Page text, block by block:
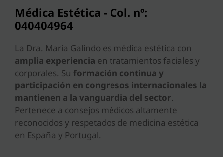
Médica Estética - Col. nº:
040404964
La Dra. María Galindo es médica estética con
amplia experiencia en tratamientos faciales y
corporales. Su formación continua y
participación en congresos internacionales la
mantienen a la vanguardia del sector.
Pertenece a consejos médicos altamente
reconocidos y respetados de medicina estética
en España y Portugal.